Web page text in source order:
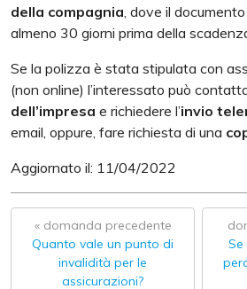
della compagnia , dove il
almeno 30 giorni prima della
Se la polizza è stata stipulata con
(non online) l’interessato può
dell’impresa e richiedere l’invio
email, oppure, fare richiesta di una
Aggiornato il: 11/04/2022
« domanda precedente
Quanto vale un punto di
invalidità per le
assicurazioni?
Se